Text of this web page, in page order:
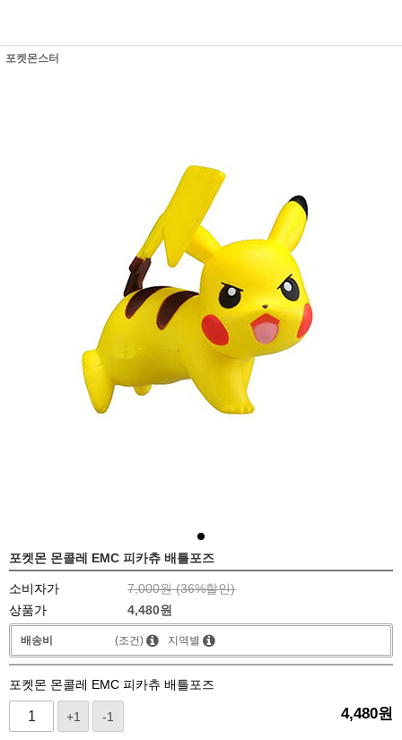
포켓몬스터
포켓몬 몬콜레 EMC 피카츄 배틀포즈
소비자가 7,000원 (36%할인)
상품가
4,480원
배송비 (조건) 지역별
포켓몬 몬콜레 EMC 피카츄 배틀포즈
+1 -1 4,480원